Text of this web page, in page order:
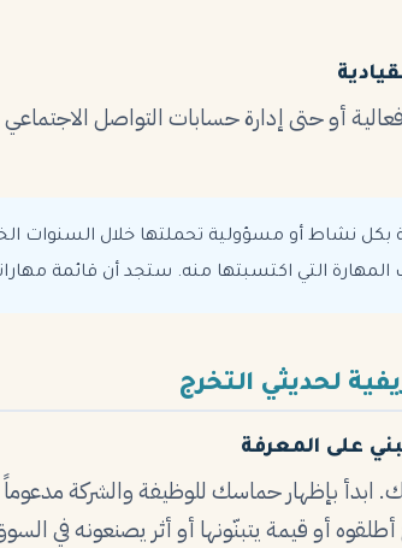
أو حتى إدارة حسابات التواصل
بكل نشاط أو مسؤولية تحملتها خلال السنوات
التي اكتسبتها منه. ستجد أن قائمة
لحديثي التخرج
على المعرفة
ابدأ بإظهار حماسك للوظيفة والشركة
أو قيمة يتبنّونها أو أثر يصنعونه في